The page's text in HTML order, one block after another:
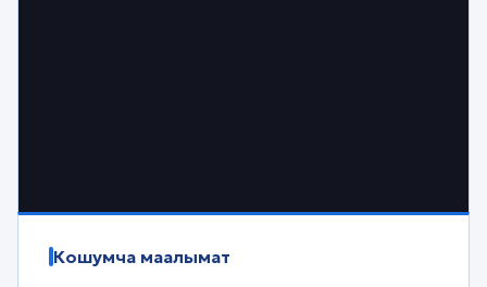
Кошумча маалымат